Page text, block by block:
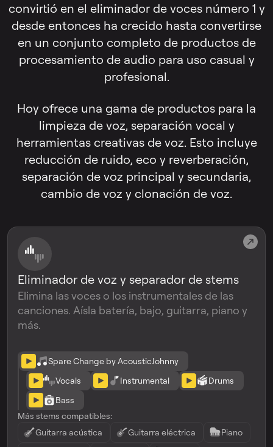
convirtió en el eliminador de voces número 1 y
desde entonces ha crecido hasta convertirse
en un conjunto completo de productos de
procesamiento de audio para uso casual y
profesional.
Hoy ofrece una gama de productos para la
limpieza de voz, separación vocal y
herramientas creativas de voz. Esto incluye
reducción de ruido, eco y reverberación,
separación de voz principal y secundaria,
cambio de voz y clonación de voz.
Eliminador de voz y separador de stems
Elimina las voces o los instrumentales de las
canciones. Aísla batería, bajo, guitarra, piano y
más.
Spare Change by AcousticJohnny
Vocals
Instrumental
Drums
Bass
Más stems compatibles:
Guitarra acústica
Guitarra eléctrica
Piano